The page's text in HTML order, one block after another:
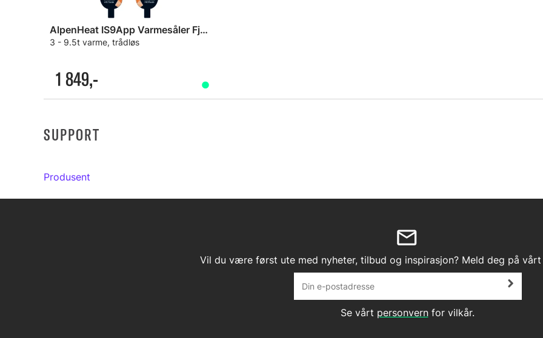
AlpenHeat IS9App Varmesåler Fjernstyring
3 - 9.5t varme, trådløs
1 849,-
SUPPORT
Produsent
Vil du være først ute med nyheter, tilbud og inspirasjon? Meld deg på vårt
Se vårt personvernfor vilkår.